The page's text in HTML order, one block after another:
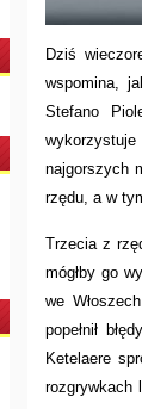
Dziś
wspomina,
Stefano
wykorzystuje
najgorszych
rzędu, a w
Trzecia z
mógłby go
we
popełnił
Ketelaere
rozgrywkach